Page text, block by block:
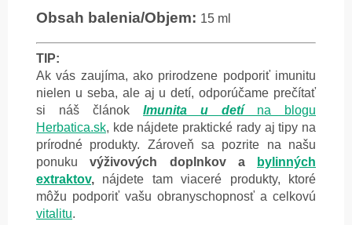
Obsah balenia/Objem: 15 ml
TIP:
Ak vás zaujíma, ako prirodzene podporiť imunitu
nielen u seba, ale aj u detí, odporúčame prečítať
si náš článok Imunita u detína blogu
Herbatica.sk, kde nájdete praktické rady aj tipy na
prírodné produkty. Zároveň sa pozrite na našu
ponukuvýživových doplnkov a
bylinných
extraktov, nájdete tam viaceré produkty, ktoré
môžu podporiť vašu obranyschopnosť a celkovú
vitalitu.